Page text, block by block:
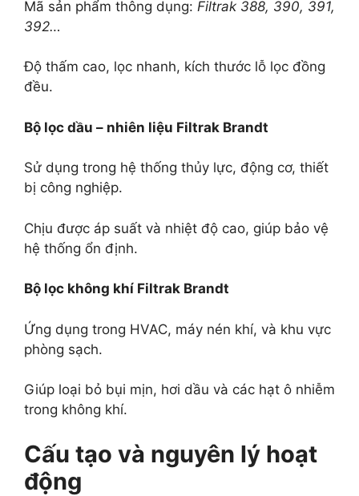
Mã sản phẩm thông dụng: Filtrak 388, 390, 391,
392…
Độ thấm cao, lọc nhanh, kích thước lỗ lọc đồng
đều.
Bộ lọc dầu – nhiên liệu Filtrak Brandt
Sử dụng trong hệ thống thủy lực, động cơ, thiết
bị công nghiệp.
Chịu được áp suất và nhiệt độ cao, giúp bảo vệ
hệ thống ổn định.
Bộ lọc không khí Filtrak Brandt
Ứng dụng trong HVAC, máy nén khí, và khu vực
phòng sạch.
Giúp loại bỏ bụi mịn, hơi dầu và các hạt ô nhiễm
trong không khí.
Cấu tạo và nguyên lý hoạt
động